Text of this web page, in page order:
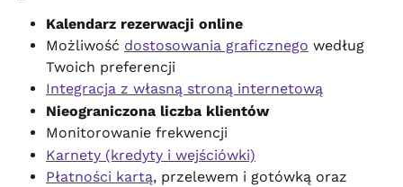
Kalendarz rezerwacji online
Możliwość dostosowania graficznego według
Twoich preferencji
Integracja z własną stroną internetową
Nieograniczona liczba klientów
Monitorowanie frekwencji
Karnety (kredyty i wejściówki)
Płatności kartą, przelewem i gotówką oraz